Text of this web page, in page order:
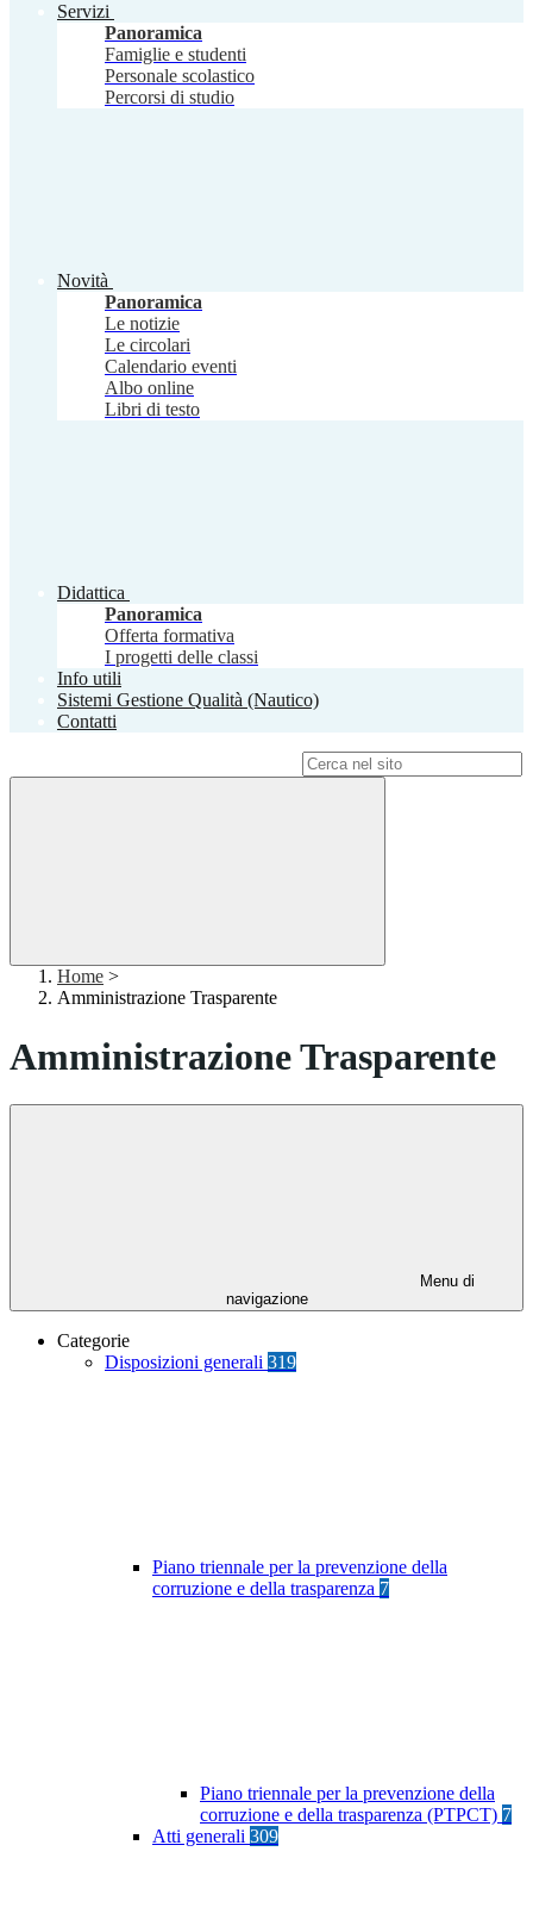
Servizi
Panoramica
Famiglie e studenti
Personale scolastico
Percorsi di studio
Novità
Panoramica
Le notizie
Le circolari
Calendario eventi
Albo online
Libri di testo
Didattica
Panoramica
Offerta formativa
I progetti delle classi
Info utili
Sistemi Gestione Qualità (Nautico)
Contatti
Home >
Amministrazione Trasparente
Amministrazione Trasparente
Menu di
navigazione
Categorie
Disposizioni generali 319
Piano triennale per la prevenzione della
corruzione e della trasparenza 7
Piano triennale per la prevenzione della
corruzione e della trasparenza (PTPCT) 7
Atti generali 309